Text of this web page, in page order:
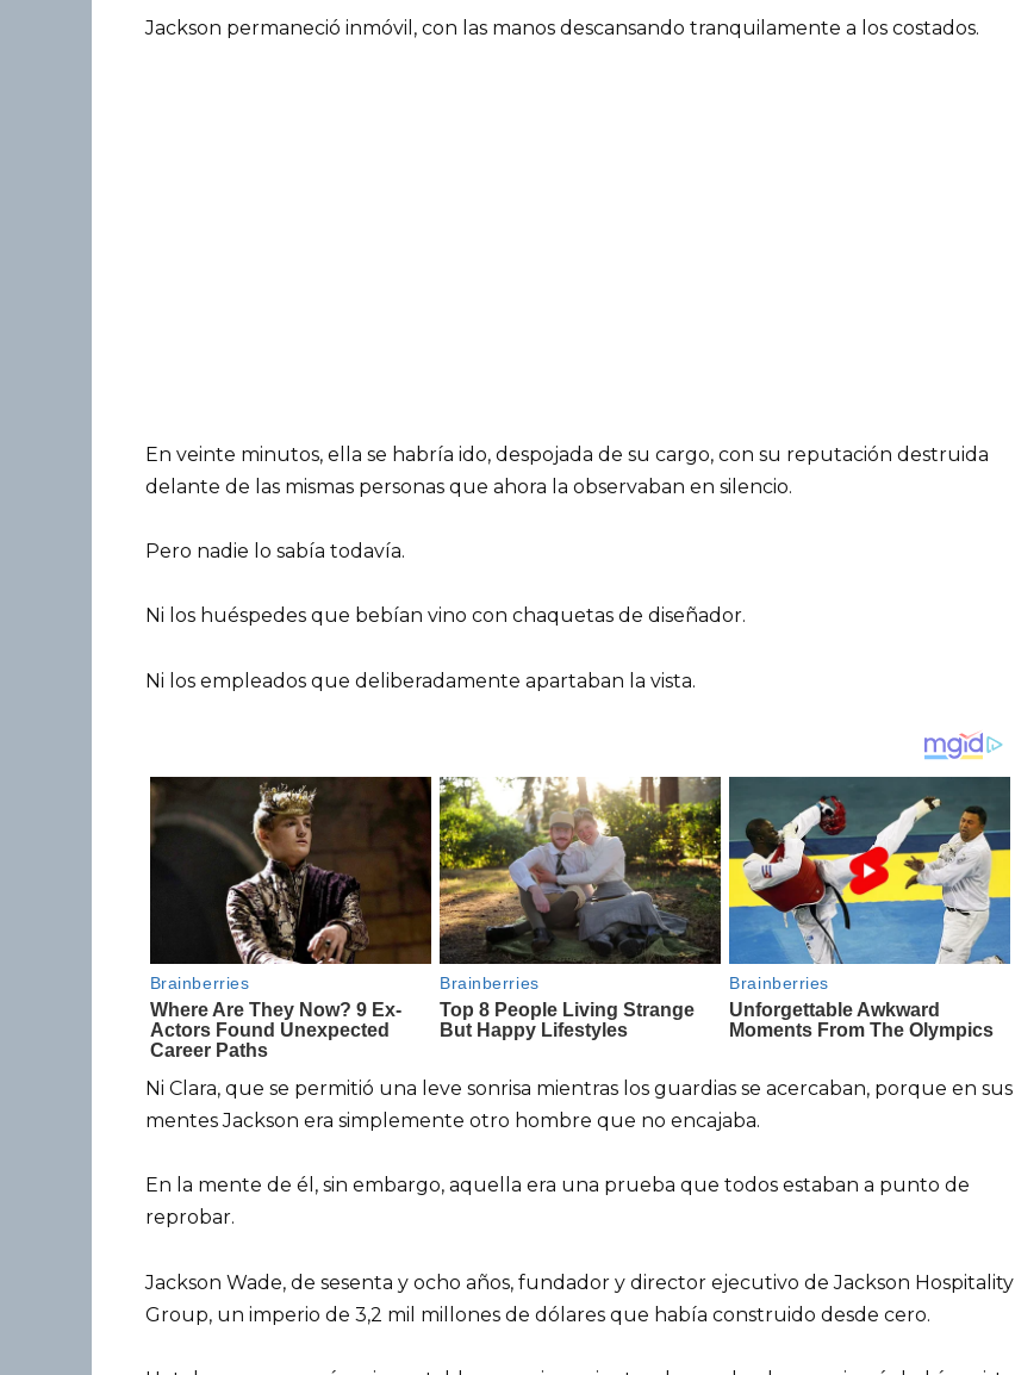
Jackson permaneció inmóvil, con las manos descansando tranquilamente a los costados.
En veinte minutos, ella se habría ido, despojada de su cargo, con su reputación destruida
delante de las mismas personas que ahora la observaban en silencio.
Pero nadie lo sabía todavía.
Ni los huéspedes que bebían vino con chaquetas de diseñador.
Ni los empleados que deliberadamente apartaban la vista.
Ni Clara, que se permitió una leve sonrisa mientras los guardias se acercaban, porque en sus
mentes Jackson era simplemente otro hombre que no encajaba.
En la mente de él, sin embargo, aquella era una prueba que todos estaban a punto de
reprobar.
Jackson Wade, de sesenta y ocho años, fundador y director ejecutivo de Jackson Hospitality
Group, un imperio de 3,2 mil millones de dólares que había construido desde cero.